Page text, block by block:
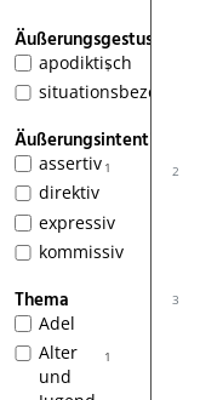
Äußerungsgestus
1
apodiktisch
situationsbezogen
Äußerungsintention
1
assertiv
direktiv
expressiv
kommissiv
Thema
Adel
1
Alter
und
2
3